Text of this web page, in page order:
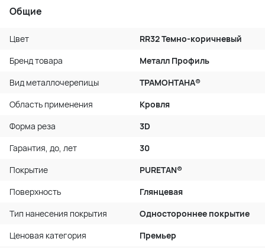
Общие
Цвет
RR32 Темно-коричневый
Бренд товара
Металл Профиль
Вид металлочерепицы
ТРАМОНТАНА®
Область применения
Кровля
Форма реза
3D
Гарантия, до, лет
30
Покрытие
PURETAN®
Поверхность
Глянцевая
Тип нанесения покрытия
Одностороннее покрытие
Ценовая категория
Премьер